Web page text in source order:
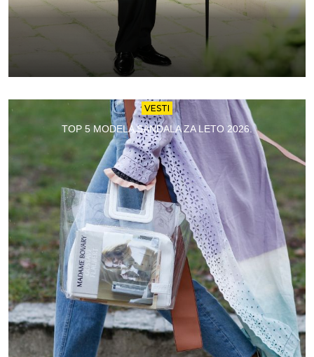
VESTI
TOP 5 MODELA SANDALA ZA LETO 2026.